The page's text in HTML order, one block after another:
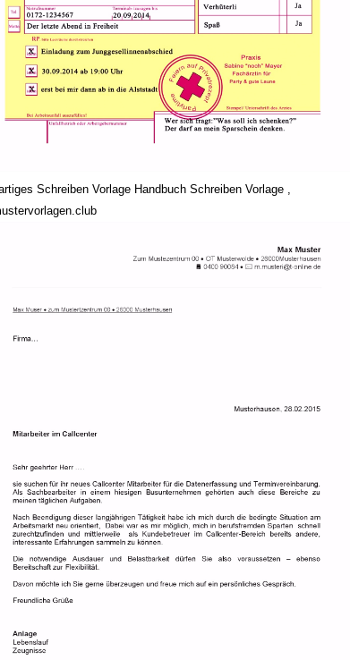
Schreiben Vorlage Handbuch Schreiben Vorlage ,